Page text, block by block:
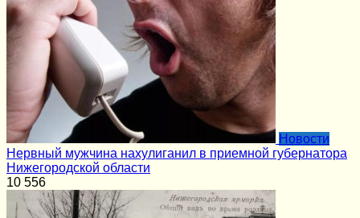
Новости
Нервный мужчина нахулиганил в приемной губернатора
Нижегородской области
10 556